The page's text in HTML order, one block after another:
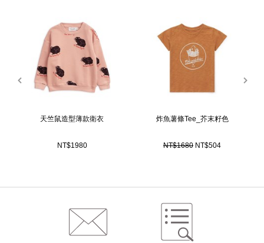
的設計以實穿，活潑的用色及大膽的圖案為主軸，有部分小女孩的洋裝設計更
是直接從Stella McCartney女裝的設計修改而來的。
天竺鼠造型薄款衛衣
NT$1980
炸魚薯條Tee_芥末籽色
NT$1680 NT$504